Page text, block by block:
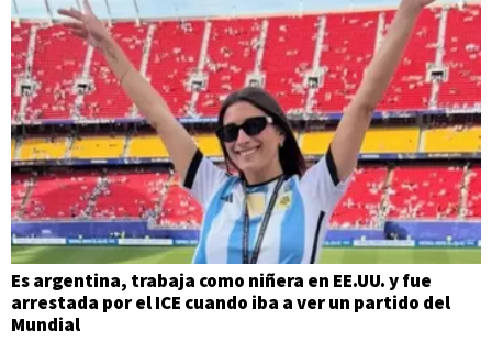
Es argentina, trabaja como niñera en EE.UU. y fue
arrestada por el ICE cuando iba a ver un partido del
Mundial